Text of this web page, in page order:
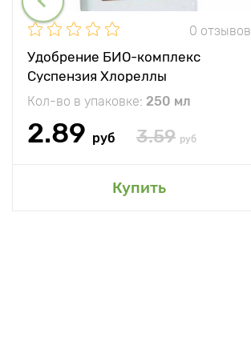
0 отзывов
Удобрение БИО-комплекс
Суспензия Хлореллы
Кол-во в упаковке: 250 мл
2.89 руб 3.59 руб
Купить